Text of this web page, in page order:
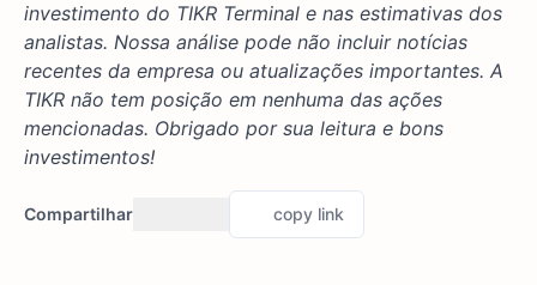
investimento do TIKR Terminal e nas estimativas dos
analistas. Nossa análise pode não incluir notícias
recentes da empresa ou atualizações importantes. A
TIKR não tem posição em nenhuma das ações
mencionadas. Obrigado por sua leitura e bons
investimentos!
Compartilhar copy link